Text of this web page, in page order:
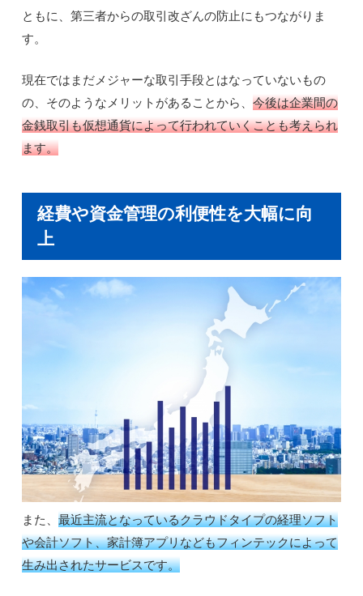
ともに、第三者からの取引改ざんの防止にもつながりま
す。
現在ではまだメジャーな取引手段とはなっていないもの
の、そのようなメリットがあることから、今後は企業間の
金銭取引も仮想通貨によって行われていくことも考えられ
ます。
経費や資金管理の利便性を大幅に向
上
また、最近主流となっているクラウドタイプの経理ソフト
や会計ソフト、家計簿アプリなどもフィンテックによって
生み出されたサービスです。